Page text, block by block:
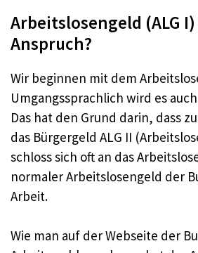
Arbeitslosengeld (ALG
Anspruch?
Wir beginnen mit dem
Umgangssprachlich wird es
Das hat den Grund darin, dass
das Bürgergeld ALG II
schloss sich oft an das
normaler Arbeitslosengeld der
Arbeit.
Wie man auf der Webseite der